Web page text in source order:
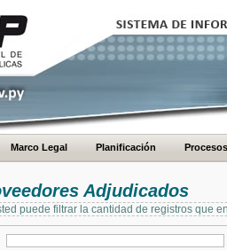
Marco Legal Planificación Procesos
Adjudicados
puede filtrar la cantidad de registros que